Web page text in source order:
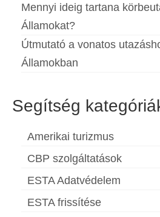
Mennyi ideig tartana
Államokat?
Útmutató a vonatos
Államokban
Segítség
Amerikai turizmus
CBP szolgáltatások
ESTA Adatvédelem
ESTA frissítése